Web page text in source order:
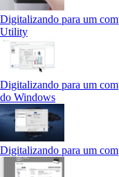
Digitalizando para um
Utility
Digitalizando para um
do Windows
Digitalizando para um